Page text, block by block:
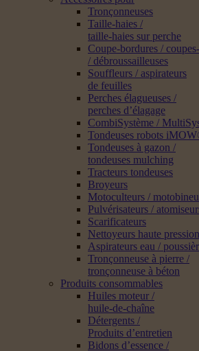
Tronçonneuses
Taille-haies /
taille-haies sur perche
Coupe-bordures /
/ débroussailleuses
Souffleurs / aspirateurs
de feuilles
Perches élagueuses /
perches d’élagage
CombiSystème /
Tondeuses robots
Tondeuses à gazon /
tondeuses mulching
Tracteurs tondeuses
Broyeurs
Motoculteurs /
Pulvérisateurs /
Scarificateurs
Nettoyeurs haute pression
Aspirateurs eau /
Tronçonneuse à pierre /
tronçonneuse à béton
Produits consommables
Huiles moteur /
huile-de-chaîne
Détergents /
Produits d’entretien
Bidons d’essence /